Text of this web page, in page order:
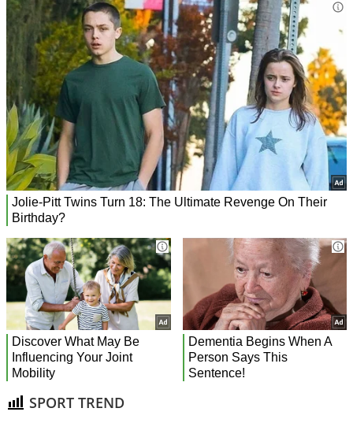
SPORT TREND